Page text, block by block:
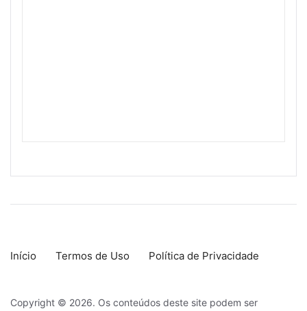
Início Termos de Uso Política de Privacidade
Copyright © 2026. Os conteúdos deste site podem ser